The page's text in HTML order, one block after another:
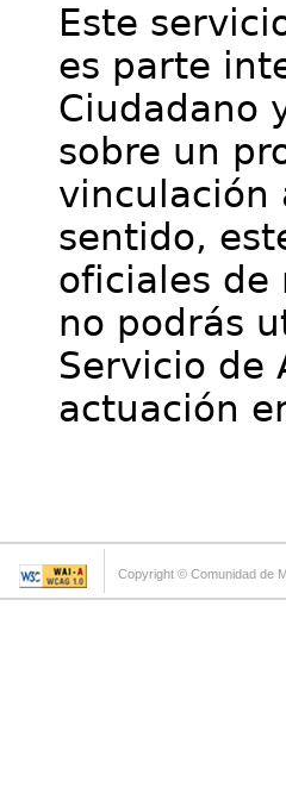
Este
es parte
Ciudadano
sobre un
vinculación
sentido,
oficiales de
no podrás
Servicio de
actuación
Copyright © Comunidad de